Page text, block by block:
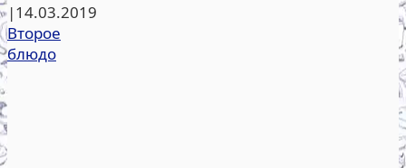
|14.03.2019
Второе
блюдо